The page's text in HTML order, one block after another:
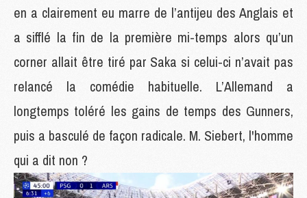
en a clairement eu marre de l’antijeu des Anglais et
a sifflé la fin de la première mi-temps alors qu’un
corner allait être tiré par Saka si celui-ci n’avait pas
relancé la comédie habituelle. L’Allemand a
longtemps toléré les gains de temps des Gunners,
puis a basculé de façon radicale. M. Siebert, l'homme
qui a dit non ?